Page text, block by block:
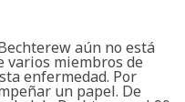
aún no está
varios miembros de
enfermedad. Por
un papel. De